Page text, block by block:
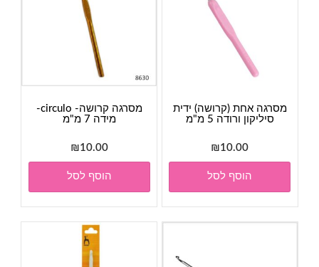
מסרגה אחת (קרושה) ידית
סיליקון ורודה 5 מ"מ
₪10.00
הוסף לסל
מסרגה קרושה- circulo-
מידה 7 מ"מ
₪10.00
הוסף לסל